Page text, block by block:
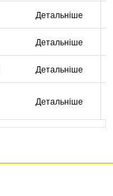
Детальніше
Детальніше
Детальніше
Детальніше